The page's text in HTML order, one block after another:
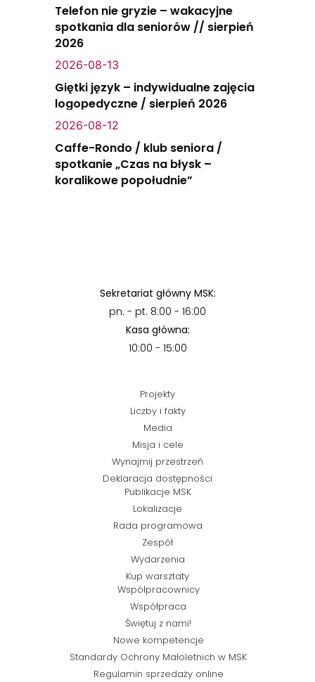
Telefon nie gryzie – wakacyjne
spotkania dla seniorów // sierpień
2026
2026-08-13
Giętki język – indywidualne zajęcia
logopedyczne / sierpień 2026
2026-08-12
Caffe-Rondo / klub seniora /
spotkanie „Czas na błysk –
koralikowe popołudnie”
Sekretariat główny MSK:
pn. - pt. 8:00 - 16:00
Kasa główna:
10:00 - 15:00
Projekty
Liczby i fakty
Media
Misja i cele
Wynajmij przestrzeń
Deklaracja dostępności
Publikacje MSK
Lokalizacje
Rada programowa
Zespół
Wydarzenia
Kup warsztaty
Współpracownicy
Współpraca
Świętuj z nami!
Nowe kompetencje
Standardy Ochrony Małoletnich w MSK
Regulamin sprzedaży online